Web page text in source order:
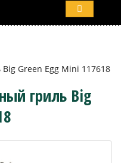
Green Egg Mini 117618
гриль Big